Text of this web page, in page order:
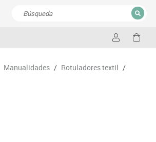
CERRAR
Manualidades / Rotuladores textil /